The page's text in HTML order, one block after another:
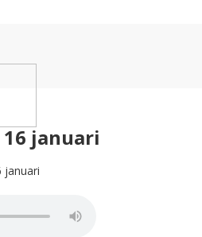
januari
januari